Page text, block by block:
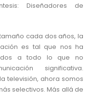
Diseñadores de
cada dos años, la
es tal que nos ha
a todo lo que no
significativa.
televisión, ahora somos
selectivos. Más allá de